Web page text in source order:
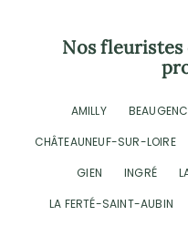
Nos fleuristes
AMILLY
CHÂTEAUNEUF-SUR-LOIRE
GIEN
INGRÉ
LA FERTÉ-SAINT-AUBIN